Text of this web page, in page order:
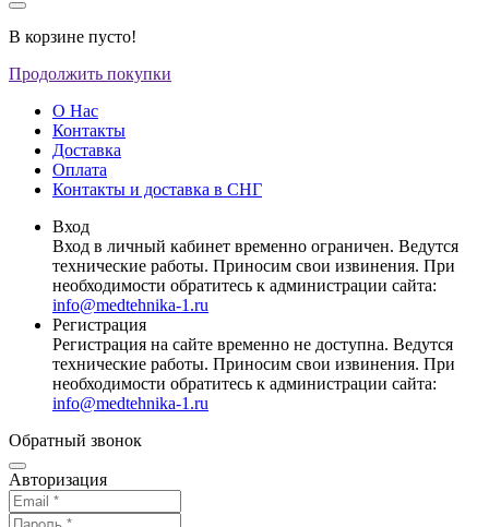
В корзине пусто!
Продолжить покупки
О Нас
Контакты
Доставка
Оплата
Контакты и доставка в СНГ
Вход
Вход в личный кабинет временно ограничен. Ведутся
технические работы. Приносим свои извинения. При
необходимости обратитесь к администрации сайта:
info@medtehnika-1.ru
Регистрация
Регистрация на сайте временно не доступна. Ведутся
технические работы. Приносим свои извинения. При
необходимости обратитесь к администрации сайта:
info@medtehnika-1.ru
Обратный звонок
Авторизация